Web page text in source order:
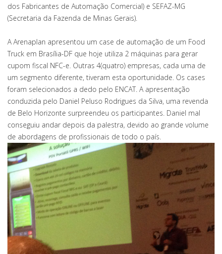
dos Fabricantes de Automação Comercial) e SEFAZ-MG
(Secretaria da Fazenda de Minas Gerais).
A Arenaplan apresentou um case de automação de um Food
Truck em Brasília-DF que hoje utiliza 2 máquinas para gerar
cupom fiscal NFC-e. Outras 4(quatro) empresas, cada uma de
um segmento diferente, tiveram esta oportunidade. Os cases
foram selecionados a dedo pelo ENCAT. A apresentação
conduzida pelo Daniel Peluso Rodrigues da Silva, uma revenda
de Belo Horizonte surpreendeu os participantes. Daniel mal
conseguiu andar depois da palestra, devido ao grande volume
de abordagens de profissionais de todo o país.